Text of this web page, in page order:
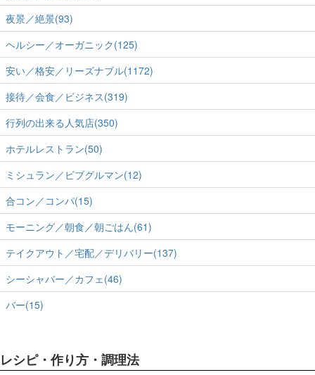
夜景／絶景(93)
ヘルシー／オーガニック(125)
安い／格安／リーズナブル(1172)
接待／会食／ビジネス(319)
行列の出来る人気店(350)
ホテルレストラン(50)
ミシュラン／ビブグルマン(12)
合コン／コンパ(15)
モーニング／朝食／朝ごはん(61)
テイクアウト／宅配／デリバリー(137)
シーシャバー／カフェ(46)
バー(15)
レシピ・作り方・調理法